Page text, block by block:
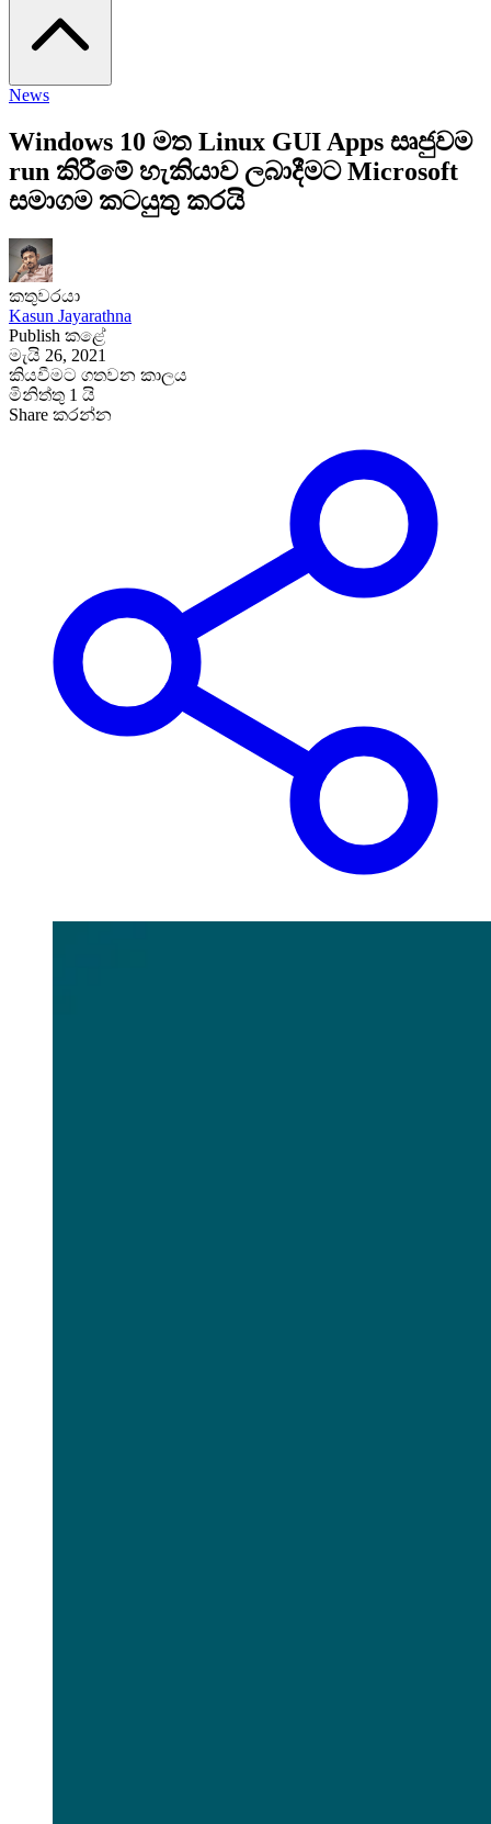
News
Windows 10 මත Linux GUI Apps සෘජුවම
run කිරීමේ හැකියාව ලබාදීමට Microsoft
සමාගම කටයුතු කරයි
කතුවරයා
Kasun Jayarathna
Publish කළේ
මැයි 26, 2021
කියවීමට ගතවන කාලය
මිනිත්තු 1 යි
Share කරන්න